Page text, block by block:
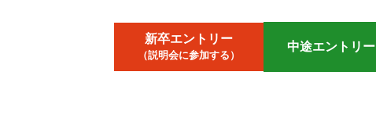
新卒エントリー
（説明会に参加する）
中途エントリー